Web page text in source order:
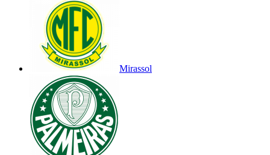
Mirassol